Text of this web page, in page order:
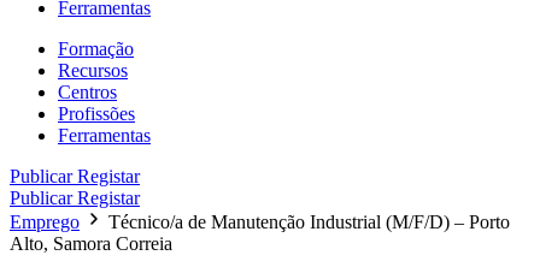
Ferramentas
Formação
Recursos
Centros
Profissões
Ferramentas
PublicarRegistar
PublicarRegistar
Emprego
Técnico/a de Manutenção Industrial (M/F/D) – Porto
Alto, Samora Correia